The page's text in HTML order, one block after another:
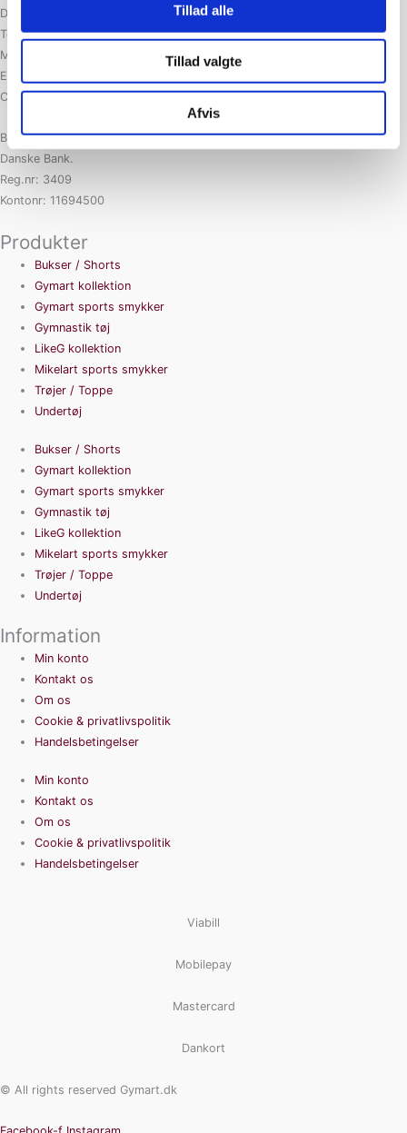
Tillad alle
Tillad valgte
Afvis
Danmark
Telefonnr .: 71706126
Mobil nr .: 71706126
E-mail: ulrik.ross@gmail.com
CVR-nummer: 19883973
Bankoplysninger:
Danske Bank.
Reg.nr: 3409
Kontonr: 11694500
Produkter
Bukser / Shorts
Gymart kollektion
Gymart sports smykker
Gymnastik tøj
LikeG kollektion
Mikelart sports smykker
Trøjer / Toppe
Undertøj
Bukser / Shorts
Gymart kollektion
Gymart sports smykker
Gymnastik tøj
LikeG kollektion
Mikelart sports smykker
Trøjer / Toppe
Undertøj
Information
Min konto
Kontakt os
Om os
Cookie & privatlivspolitik
Handelsbetingelser
Min konto
Kontakt os
Om os
Cookie & privatlivspolitik
Handelsbetingelser
Viabill
Mobilepay
Mastercard
Dankort
© All rights reserved Gymart.dk